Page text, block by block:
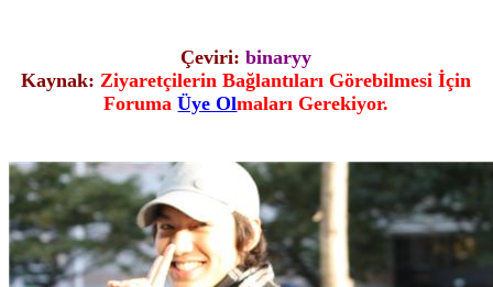
Çeviri: binaryy
Kaynak: Ziyaretçilerin Bağlantıları Görebilmesi İçin
ForumaÜye Olmaları Gerekiyor.